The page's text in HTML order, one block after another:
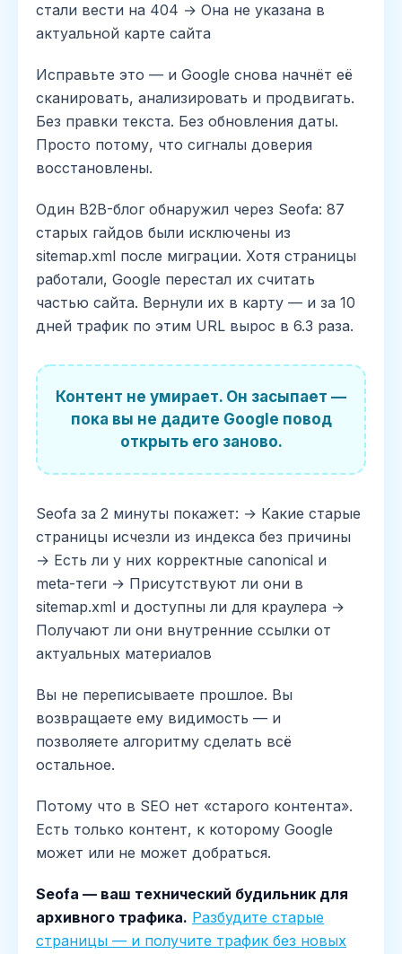
стали вести на 404 → Она не указана в
актуальной карте сайта
Исправьте это — и Google снова начнёт её
сканировать, анализировать и продвигать.
Без правки текста. Без обновления даты.
Просто потому, что сигналы доверия
восстановлены.
Один B2B-блог обнаружил через Seofa: 87
старых гайдов были исключены из
sitemap.xml после миграции. Хотя страницы
работали, Google перестал их считать
частью сайта. Вернули их в карту — и за 10
дней трафик по этим URL вырос в 6.3 раза.
Контент не умирает. Он засыпает —
пока вы не дадите Google повод
открыть его заново.
Seofa за 2 минуты покажет: → Какие старые
страницы исчезли из индекса без причины
→ Есть ли у них корректные canonical и
meta-теги → Присутствуют ли они в
sitemap.xml и доступны ли для краулера →
Получают ли они внутренние ссылки от
актуальных материалов
Вы не переписываете прошлое. Вы
возвращаете ему видимость — и
позволяете алгоритму сделать всё
остальное.
Потому что в SEO нет «старого контента».
Есть только контент, к которому Google
может или не может добраться.
Seofa — ваш технический будильник для
архивного трафика. Разбудите старые
страницы — и получите трафик без новых